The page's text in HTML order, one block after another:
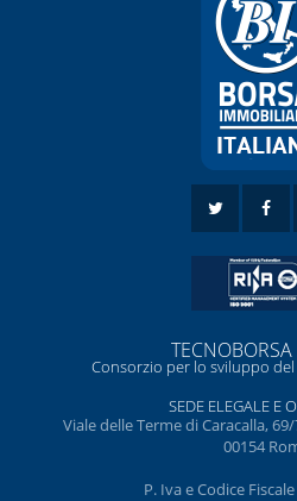
TECNOBORSA
Consorzio per lo sviluppo
SEDE ELEGALE E
Viale delle Terme di Caracalla,
00154
P. Iva e Codice